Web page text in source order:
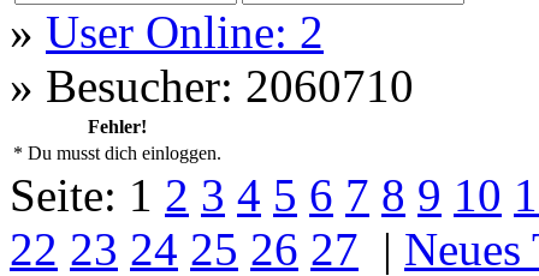
» User Online: 2
» Besucher: 2060710
Fehler!
* Du musst dich einloggen.
Seite: 1 2 3 4 5 6 7 8 9 10
22 23 24 25 26 27 | Neues